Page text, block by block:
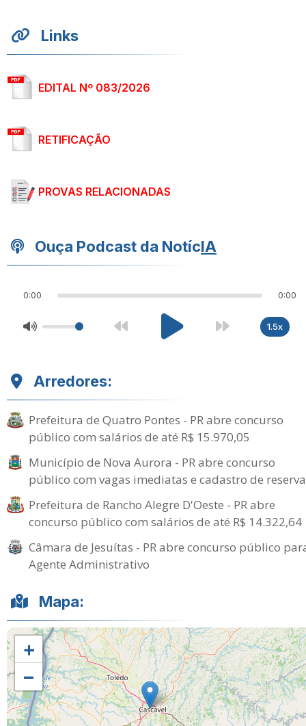
Links
EDITAL Nº 083/2026
RETIFICAÇÃO
PROVAS RELACIONADAS
Ouça Podcast da NotícIA
0:00 0:00
1.5x
Arredores:
Prefeitura de Quatro Pontes - PR abre concurso
público com salários de até R$ 15.970,05
Município de Nova Aurora - PR abre concurso
público com vagas imediatas e cadastro de reserva
Prefeitura de Rancho Alegre D'Oeste - PR abre
concurso público com salários de até R$ 14.322,64
Câmara de Jesuítas - PR abre concurso público
Agente Administrativo
Mapa:
+
−